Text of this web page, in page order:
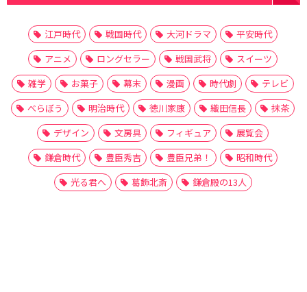
江戸時代 戦国時代 大河ドラマ
平安時代
アニメ
ロングセラー 戦国武将
スイーツ
雑学
お菓子 幕末 漫画 時代劇
テレビ
べらぼう
明治時代 徳川家康 織田信長
抹茶
デザイン
文房具 フィギュア
展覧会
鎌倉時代
豊臣秀吉 豊臣兄弟！
昭和時代
光る君へ
葛飾北斎 鎌倉殿の13人